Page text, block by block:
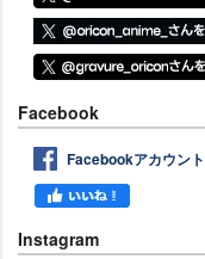
Facebook
Facebookアカウント
Instagram